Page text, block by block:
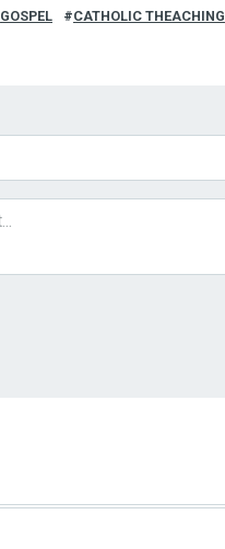
GOSPEL CATHOLIC THEACHING